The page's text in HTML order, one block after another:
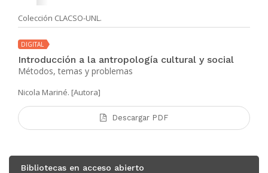
Colección CLACSO-UNL.
DIGITAL
Introducción a la antropología cultural y social
Métodos, temas y problemas
Nicola Mariné. [Autora]
Descargar PDF
Bibliotecas en acceso abierto